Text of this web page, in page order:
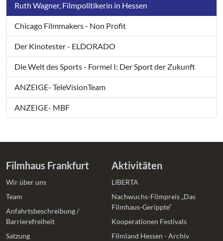
Ruth Wagner, Filmpolitikerin in Hessen
Chicago Filmmakers - Non Profit
Der Kinotester - ELDORADO
Die Welt des Sports - Formel I: Der Sport der Zukunft
ANZEIGE- TeleVisionTeam
ANZEIGE- MBF
Filmhaus Frankfurt
Wir über uns
Team
Anfahrtsbeschreibung /
Barrierefreiheit
Satzung
Aktivitäten
LIBERTA
Nachwuchs-Filmpreis „Das
Filmhaus-Gerippte“
Kooperationen Festivals
Filmland Hessen - Archiv